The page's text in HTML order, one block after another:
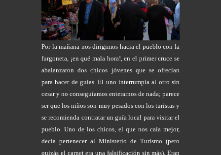
Por la mañana nos dirigimos hacia el pueblo con la
furgoneta, ¡en qué mala hora!, en el primer cruce se
abalanzaron dos chicos jóvenes que se ofrecían
para hacer de guías. El uno interrumpía al otro sin
cesar y no conseguíamos enterarnos de nada; parece
ser que los niños son muy pesados con los turistas y
se recomienda contratar un guía local para visitar el
pueblo. Uno de los chicos, el que nos caía mejor,
decía pertenecer al Ministerio de Turismo (pero
quizás el carnet era una falsificación sin más). Eran